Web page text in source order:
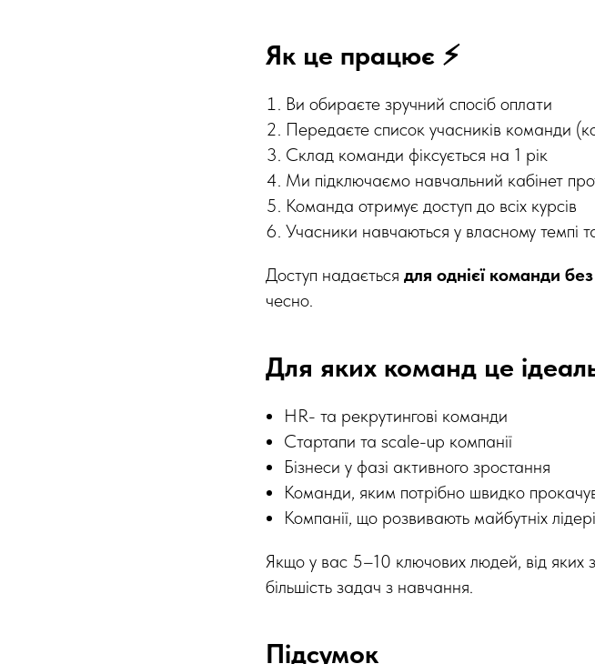
Як це працює ⚡
Ви обираєте зручний спосіб оплати
Передаєте список учасників команди
Склад команди фіксується на 1 рік
Ми підключаємо навчальний кабінет
Команда отримує доступ до всіх курсів
Учасники навчаються у власному темпі
Доступ надається для однієї команди
чесно.
Для яких команд це
HR- та рекрутингові команди
Стартапи та scale-up компанії
Бізнеси у фазі активного зростання
Команди, яким потрібно швидко
Компанії, що розвивають майбутніх
Якщо у вас 5–10 ключових людей, від яких
більшість задач з навчання.
Підсумок